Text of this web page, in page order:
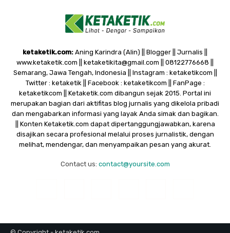
ketaketik.com: Aning Karindra (Alin) || Blogger || Jurnalis ||
www.ketaketik.com || ketaketikita@gmail.com || 08122776668 ||
Semarang, Jawa Tengah, Indonesia || Instagram : ketaketikcom ||
Twitter : ketaketik || Facebook : ketaketikcom || FanPage :
ketaketikcom || Ketaketik.com dibangun sejak 2015. Portal ini
merupakan bagian dari aktifitas blog jurnalis yang dikelola pribadi
dan mengabarkan informasi yang layak Anda simak dan bagikan.
|| Konten Ketaketik.com dapat dipertanggungjawabkan, karena
disajikan secara profesional melalui proses jurnalistik, dengan
melihat, mendengar, dan menyampaikan pesan yang akurat.
Contact us: contact@yoursite.com